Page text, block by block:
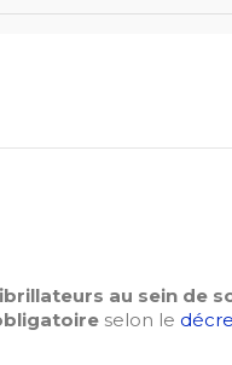
au sein de
selon le